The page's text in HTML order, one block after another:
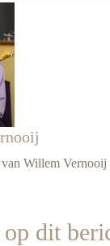
Willem Vernooij
op dit